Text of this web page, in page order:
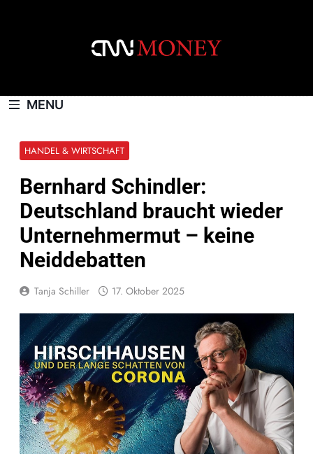
MENU
HANDEL & WIRTSCHAFT
Bernhard Schindler:
Deutschland braucht wieder
Unternehmermut – keine
Neiddebatten
Tanja Schiller 17. Oktober 2025